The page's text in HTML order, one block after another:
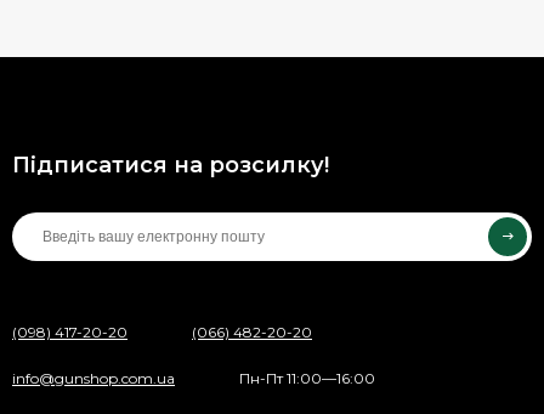
Підписатися на розсилку!
(098) 417-20-20 (066) 482-20-20
info@gunshop.com.ua Пн-Пт 11:00—16:00